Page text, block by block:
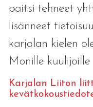
paitsi tehneet
lisänneet
karjalan kielen
Monille kuulijoille
Karjalan Liiton